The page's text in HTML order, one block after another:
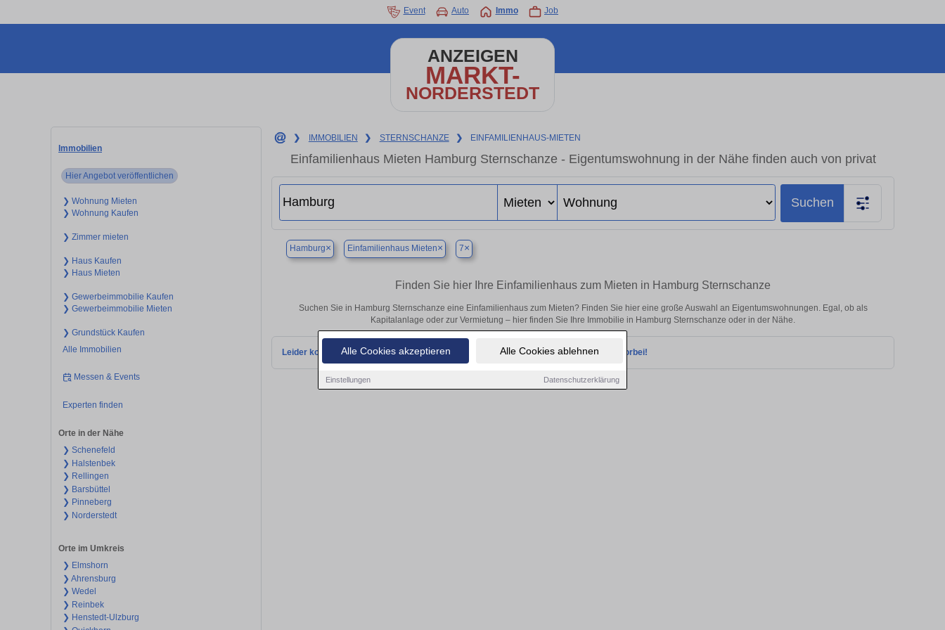
Alle Cookies akzeptieren Alle Cookies ablehnen
Einstellungen Datenschutzerklärung
Event Auto Immo Job
ANZEIGEN
MARKT-
NORDERSTEDT
Immobilien
Hier Angebot veröffentlichen
❯ Wohnung Mieten
❯ Wohnung Kaufen
❯ Zimmer mieten
❯ Haus Kaufen
❯ Haus Mieten
❯ Gewerbeimmobilie Kaufen
❯ Gewerbeimmobilie Mieten
❯ Grundstück Kaufen
Alle Immobilien
Messen & Events
Experten finden
Orte in der Nähe
❯ Schenefeld
❯ Halstenbek
❯ Rellingen
❯ Barsbüttel
❯ Pinneberg
❯ Norderstedt
Orte im Umkreis
❯ Elmshorn
❯ Ahrensburg
❯ Wedel
❯ Reinbek
❯ Henstedt-Ulzburg
❯ IMMOBILIEN ❯ STERNSCHANZE ❯ EINFAMILIENHAUS-MIETEN
Einfamilienhaus Mieten Hamburg Sternschanze - Eigentumswohnung in der Nähe finden auch von privat
Suchen
Hamburg× Einfamilienhaus Mieten× 7×
Finden Sie hier Ihre Einfamilienhaus zum Mieten in Hamburg Sternschanze
Suchen Sie in Hamburg Sternschanze eine Einfamilienhaus zum Mieten? Finden Sie hier eine große Auswahl an Eigentumswohnungen. Egal, ob als
Kapitalanlage oder zur Vermietung – hier finden Sie Ihre Immobilie in Hamburg Sternschanze oder in der Nähe.
Leider konnten wir derzeit keine passenden Objekte finden. Schauen Sie bald wieder vorbei!